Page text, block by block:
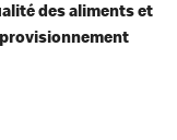
des aliments et